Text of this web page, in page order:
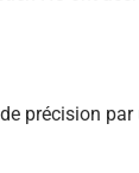
précision